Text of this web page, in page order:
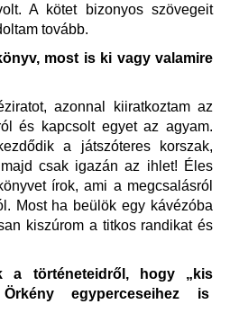
A kötet bizonyos szövegeit
tovább.
most is ki vagy valamire
azonnal kiiratkoztam az
és kapcsolt egyet az agyam.
a játszóteres korszak,
csak igazán az ihlet! Éles
írok, ami a megcsalásról
Most ha beülök egy kávézóba
kiszúrom a titkos randikat és
a történeteidről, hogy „kis
egyperceseihez is